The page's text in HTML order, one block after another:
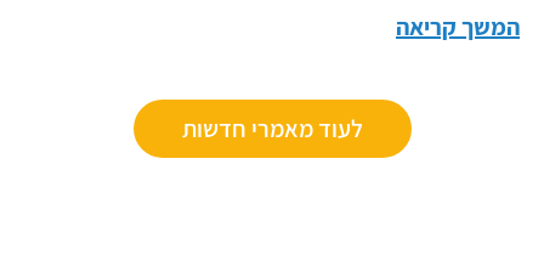
המשך קריאה
לעוד מאמרי חדשות